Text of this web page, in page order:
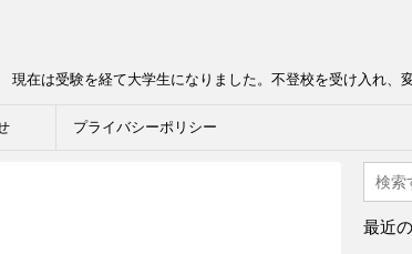
在は受験を経て大学生になりました。不登校を受け入れ、
プライバシーポリシー
最近